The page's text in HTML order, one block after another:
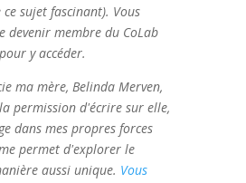
sujet fascinant). Vous
devenir membre du CoLab
y accéder.
ma mère, Belinda Merven,
permission d'écrire sur elle,
dans mes propres forces
permet d'explorer le
aussi unique. Vous